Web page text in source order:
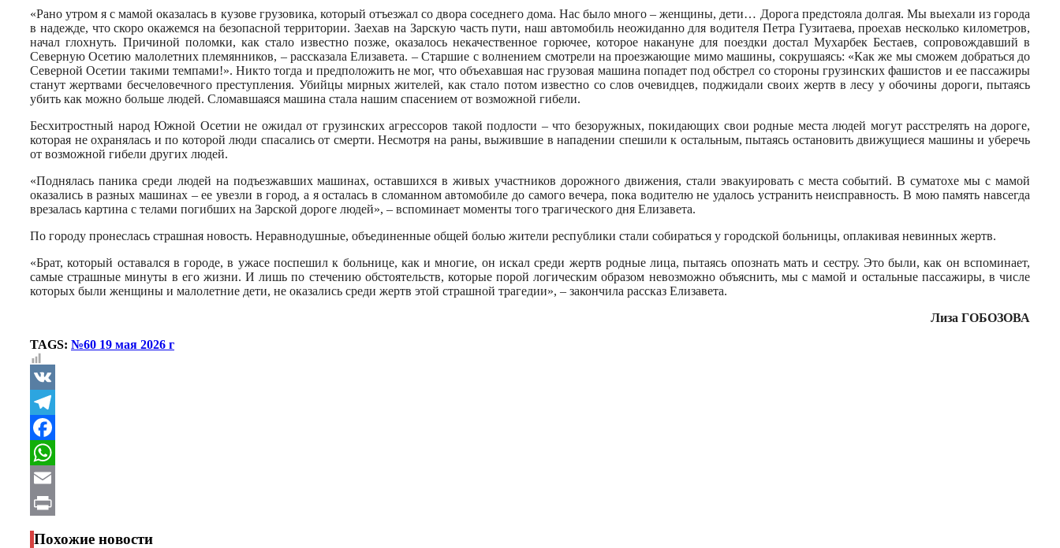
«Рано утром я с мамой оказалась в кузове грузовика, который отъезжал со двора соседнего дома. Нас было много – женщины, дети… Дорога предстояла долгая. Мы выехали из города
в надежде, что скоро окажемся на безопасной территории. Заехав на Зарскую часть пути, наш автомобиль неожиданно для водителя Петра Гузитаева, проехав несколько километров,
начал глохнуть. Причиной поломки, как стало известно позже, оказалось некачественное горючее, которое накануне для поездки достал Мухарбек Бестаев, сопровождавший в
Северную Осетию малолетних племянников, – рассказала Елизавета. – Старшие с волнением смотрели на проезжающие мимо машины, сокрушаясь: «Как же мы сможем добраться до
Северной Осетии такими темпами!». Никто тогда и предположить не мог, что объехавшая нас грузовая машина попадет под обстрел со стороны грузинских фашистов и ее пассажиры
станут жертвами бесчеловечного преступления. Убийцы мирных жителей, как стало потом известно со слов очевидцев, поджидали своих жертв в лесу у обочины дороги, пытаясь
убить как можно больше людей. Сломавшаяся машина стала нашим спасением от возможной гибели.
Бесхитростный народ Южной Осетии не ожидал от грузинских агрессоров такой подлости – что безоружных, покидающих свои родные места людей могут расстрелять на дороге,
которая не охранялась и по которой люди спасались от смерти. Несмотря на раны, выжившие в нападении спешили к остальным, пытаясь остановить движущиеся машины и уберечь
от возможной гибели других людей.
«Поднялась паника среди людей на подъезжавших машинах, оставшихся в живых участников дорожного движения, стали эвакуировать с места событий. В суматохе мы с мамой
оказались в разных машинах – ее увезли в город, а я осталась в сломанном автомобиле до самого вечера, пока водителю не удалось устранить неисправность. В мою память навсегда
врезалась картина с телами погибших на Зарской дороге людей», – вспоминает моменты того трагического дня Елизавета.
По городу пронеслась страшная новость. Неравнодушные, объединенные общей болью жители республики стали собираться у городской больницы, оплакивая невинных жертв.
«Брат, который оставался в городе, в ужасе поспешил к больнице, как и многие, он искал среди жертв родные лица, пытаясь опознать мать и сестру. Это были, как он вспоминает,
самые страшные минуты в его жизни. И лишь по стечению обстоятельств, которые порой логическим образом невозможно объяснить, мы с мамой и остальные пассажиры, в числе
которых были женщины и малолетние дети, не оказались среди жертв этой страшной трагедии», – закончила рассказ Елизавета.
Лиза ГОБОЗОВА
TAGS: №60 19 мая 2026 г
VK
Telegram
Facebook
WhatsApp
Email
Print
Похожие новости